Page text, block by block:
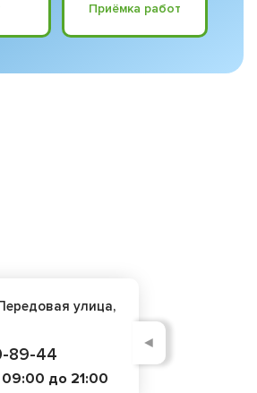
Приёмка работ
улица,
89-44
до 21:00
◄